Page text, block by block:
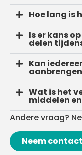
Hoe lang is
Is er kans
delen
Kan
Wat is het
middelen
Andere vraag?
Neem